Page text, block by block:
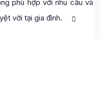
phù hợp với nhu cầu và
vời tại gia đình.